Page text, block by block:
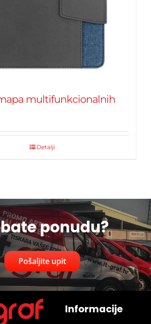
multifunkcionalnih
Detalji
ponudu?
Pošaljite upit
Informacije